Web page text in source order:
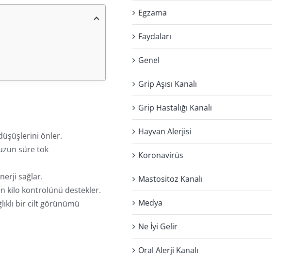
önler.
süre tok
sağlar.
kilo kontrolünü destekler.
bir cilt görünümü
Egzama
Faydaları
Genel
Grip Aşısı Kanalı
Grip Hastalığı Kanalı
Hayvan Alerjisi
Koronavirüs
Mastositoz Kanalı
Medya
Ne İyi Gelir
Oral Alerji Kanalı